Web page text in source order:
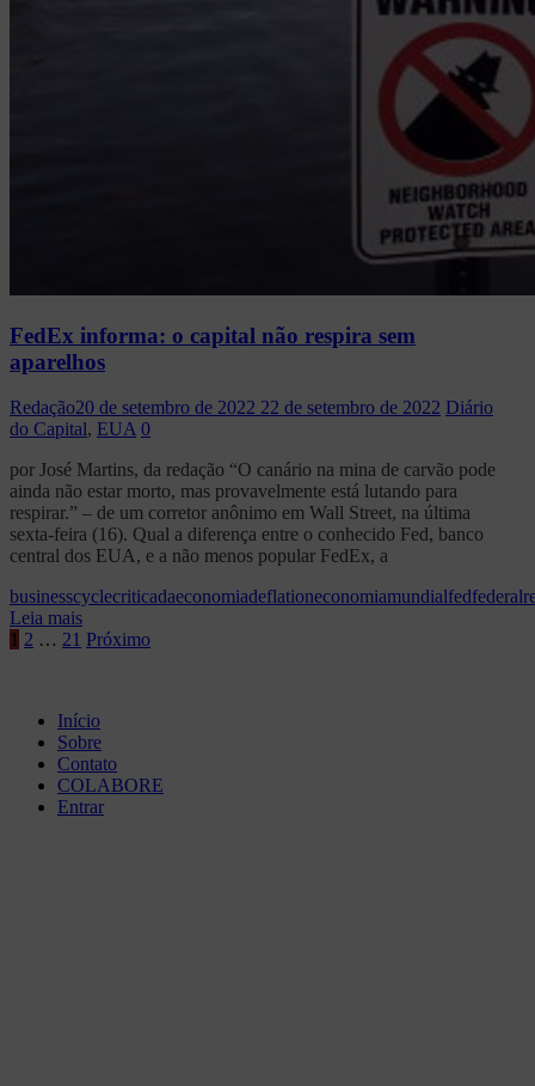
FedEx informa: o capital não respira sem
aparelhos
Redação20 de setembro de 2022 22 de setembro de 2022 Diário
do Capital, EUA 0
por José Martins, da redação “O canário na mina de carvão pode
ainda não estar morto, mas provavelmente está lutando para
respirar.” – de um corretor anônimo em Wall Street, na última
sexta-feira (16). Qual a diferença entre o conhecido Fed, banco
central dos EUA, e a não menos popular FedEx, a
businesscyclecriticadaeconomiadeflationeconomiamundialfed
Leia mais
Paginação
posts
1 2 … 21 Próximo
Início
Sobre
Contato
COLABORE
Entrar